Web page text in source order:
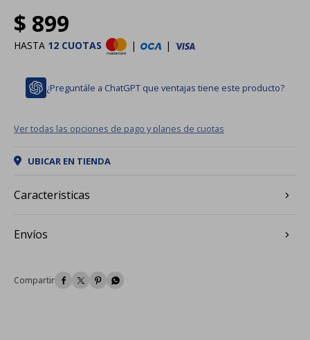
$ 899
HASTA 12 CUOTAS | |
¿Preguntále a ChatGPT que ventajas tiene este producto?
Ver todas las opciones de pago y planes de cuotas
UBICAR EN TIENDA
Caracteristicas
Envíos
   